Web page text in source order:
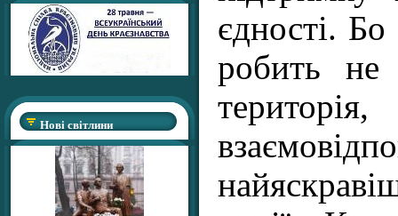
Нові світлини
єдності.
робить не